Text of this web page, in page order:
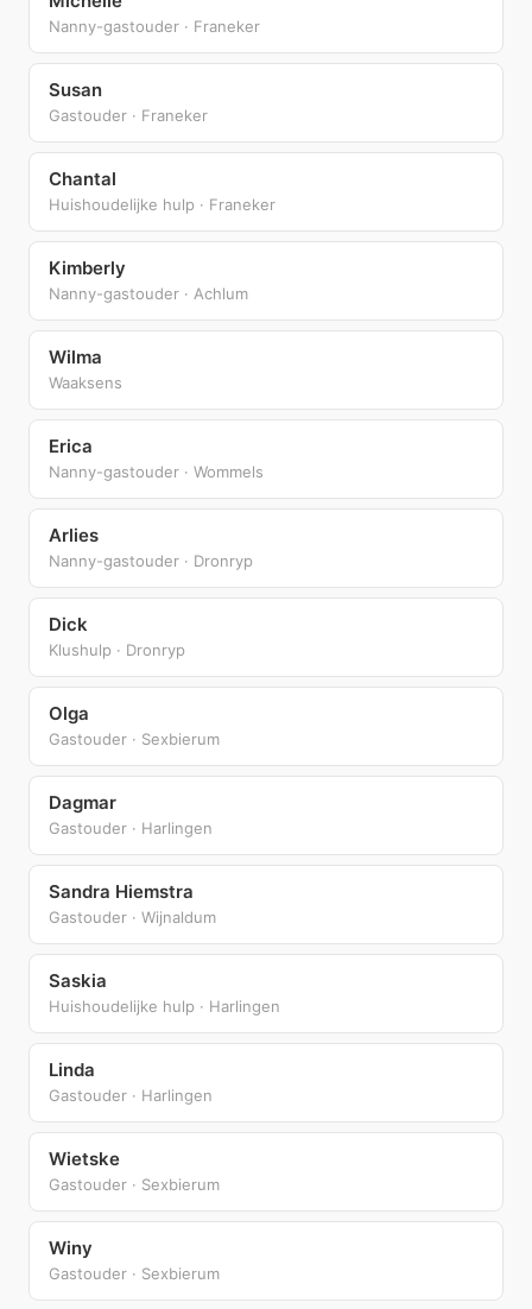
Nanny-gastouder · Franeker
Susan
Gastouder · Franeker
Chantal
Huishoudelijke hulp · Franeker
Kimberly
Nanny-gastouder · Achlum
Wilma
Waaksens
Erica
Nanny-gastouder · Wommels
Arlies
Nanny-gastouder · Dronryp
Dick
Klushulp · Dronryp
Olga
Gastouder · Sexbierum
Dagmar
Gastouder · Harlingen
Sandra Hiemstra
Gastouder · Wijnaldum
Saskia
Huishoudelijke hulp · Harlingen
Linda
Gastouder · Harlingen
Wietske
Gastouder · Sexbierum
Winy
Gastouder · Sexbierum